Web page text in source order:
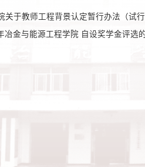
关于教师工程背景认定暂行办法（试
冶金与能源工程学院 自设奖学金评选